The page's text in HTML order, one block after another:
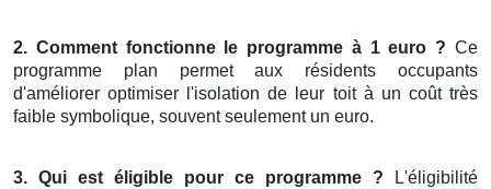
2. Comment fonctionne le programme à 1 euro ? Ce
programme plan permet aux résidents occupants
d'améliorer optimiser l'isolation de leur toit à un coût très
faible symbolique, souvent seulement un euro.
3. Qui est éligible pour ce programme ? L'éligibilité